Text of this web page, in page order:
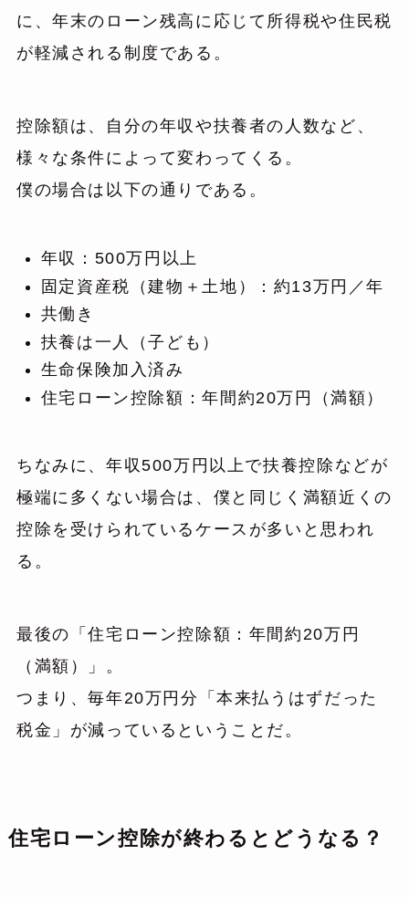
に、年末のローン残高に応じて所得税や住民税
が軽減される制度である。
控除額は、自分の年収や扶養者の人数など、
様々な条件によって変わってくる。
僕の場合は以下の通りである。
年収：500万円以上
固定資産税（建物＋土地）：約13万円／年
共働き
扶養は一人（子ども）
生命保険加入済み
住宅ローン控除額：年間約20万円（満額）
ちなみに、年収500万円以上で扶養控除などが
極端に多くない場合は、僕と同じく満額近くの
控除を受けられているケースが多いと思われ
る。
最後の「住宅ローン控除額：年間約20万円
（満額）」。
つまり、毎年20万円分「本来払うはずだった
税金」が減っているということだ。
住宅ローン控除が終わるとどうなる？